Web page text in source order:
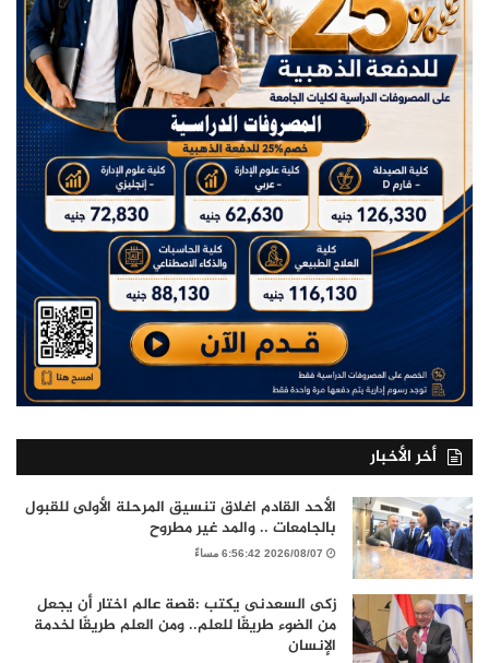
أخر الأخبار
الأحد القادم اغلاق تنسيق المرحلة الأولى للقبول
بالجامعات .. والمد غير مطروح
2026/08/07 6:56:42 مساءً
زكى السعدنى يكتب :قصة عالم اختار أن يجعل
من الضوء طريقًا للعلم.. ومن العلم طريقًا لخدمة
الإنسان